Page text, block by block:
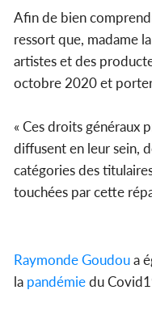
Afin de bien
ressort que, madame
artistes et des
octobre 2020 et
« Ces droits généraux
diffusent en leur sein,
catégories des
touchées par cette
Raymonde Goudoua
la pandémiedu